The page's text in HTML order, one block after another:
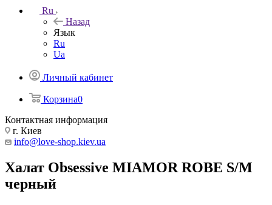
Ru
Назад
Язык
Ru
Ua
Личный кабинет
Корзина0
Контактная информация
г. Киев
info@love-shop.kiev.ua
Халат Obsessive MIAMOR ROBE S/M
черный